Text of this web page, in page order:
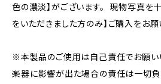
色の濃淡】がございます。 現物写真を
をいただきました方のみ】ご購入をお願
※本製品のご使用は自己責任でお願い
楽器に影響が出た場合の責任は一切負